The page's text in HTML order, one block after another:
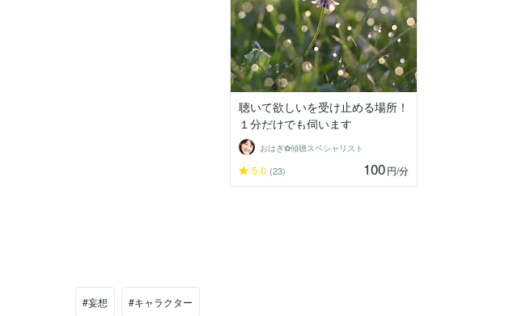
聴いて欲しいを受け止める場所！
１分だけでも伺います
おはぎ✿傾聴スペシャリスト
5.0 (23) 100円/分
#妄想 #キャラクター